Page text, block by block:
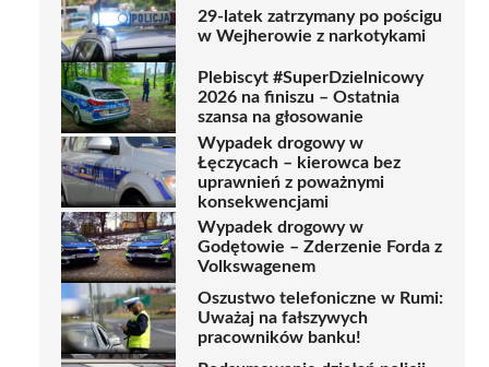
29-latek zatrzymany po pościgu
w Wejherowie z narkotykami
Plebiscyt #SuperDzielnicowy
2026 na finiszu – Ostatnia
szansa na głosowanie
Wypadek drogowy w
Łęczycach – kierowca bez
uprawnień z poważnymi
konsekwencjami
Wypadek drogowy w
Godętowie – Zderzenie Forda z
Volkswagenem
Oszustwo telefoniczne w Rumi:
Uważaj na fałszywych
pracowników banku!